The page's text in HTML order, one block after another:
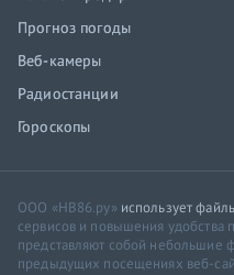
Прогноз погоды
Веб-камеры
Радиостанции
Гороскопы
ООО «НВ86.ру» использует
сервисов и повышения удобства
представляют собой
предыдущих посещениях веб-